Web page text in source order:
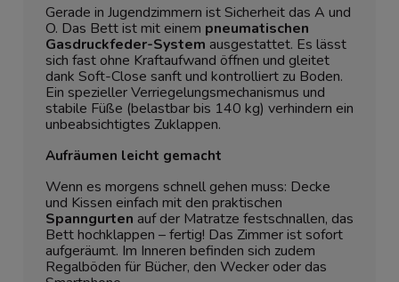
Gerade in Jugendzimmern ist Sicherheit das A und
O. Das Bett ist mit einem pneumatischen
Gasdruckfeder-System ausgestattet. Es lässt
sich fast ohne Kraftaufwand öffnen und gleitet
dank Soft-Close sanft und kontrolliert zu Boden.
Ein spezieller Verriegelungsmechanismus und
stabile Füße (belastbar bis 140 kg) verhindern ein
unbeabsichtigtes Zuklappen.
Aufräumen leicht gemacht
Wenn es morgens schnell gehen muss: Decke
und Kissen einfach mit den praktischen
Spanngurten auf der Matratze festschnallen, das
Bett hochklappen – fertig! Das Zimmer ist sofort
aufgeräumt. Im Inneren befinden sich zudem
Regalböden für Bücher, den Wecker oder das